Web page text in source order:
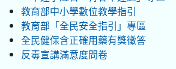
教育部中小學數位教學指引
教育部「全民安全指引」專區
全民健保含正確用藥有獎徵答
反毒宣講滿意度問卷